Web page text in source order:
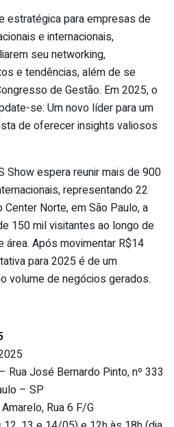
estratégica para empresas de
e internacionais,
seu networking,
e tendências, além de se
de Gestão. Em 2025, o
se: Um novo líder para um
de oferecer insights valiosos
Show espera reunir mais de 900
representando 22
Norte, em São Paulo, a
150 mil visitantes ao longo de
área. Após movimentar R$14
para 2025 é de um
volume de negócios gerados.
Rua José Bernardo Pinto, nº 333
– SP
Rua 6 F/G